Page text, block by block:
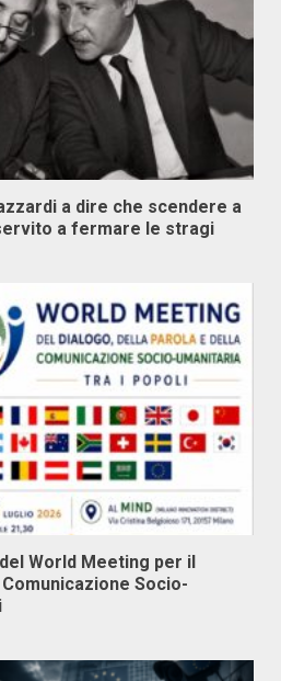
a dire che scendere a
a fermare le stragi
World Meeting per il
Socio-